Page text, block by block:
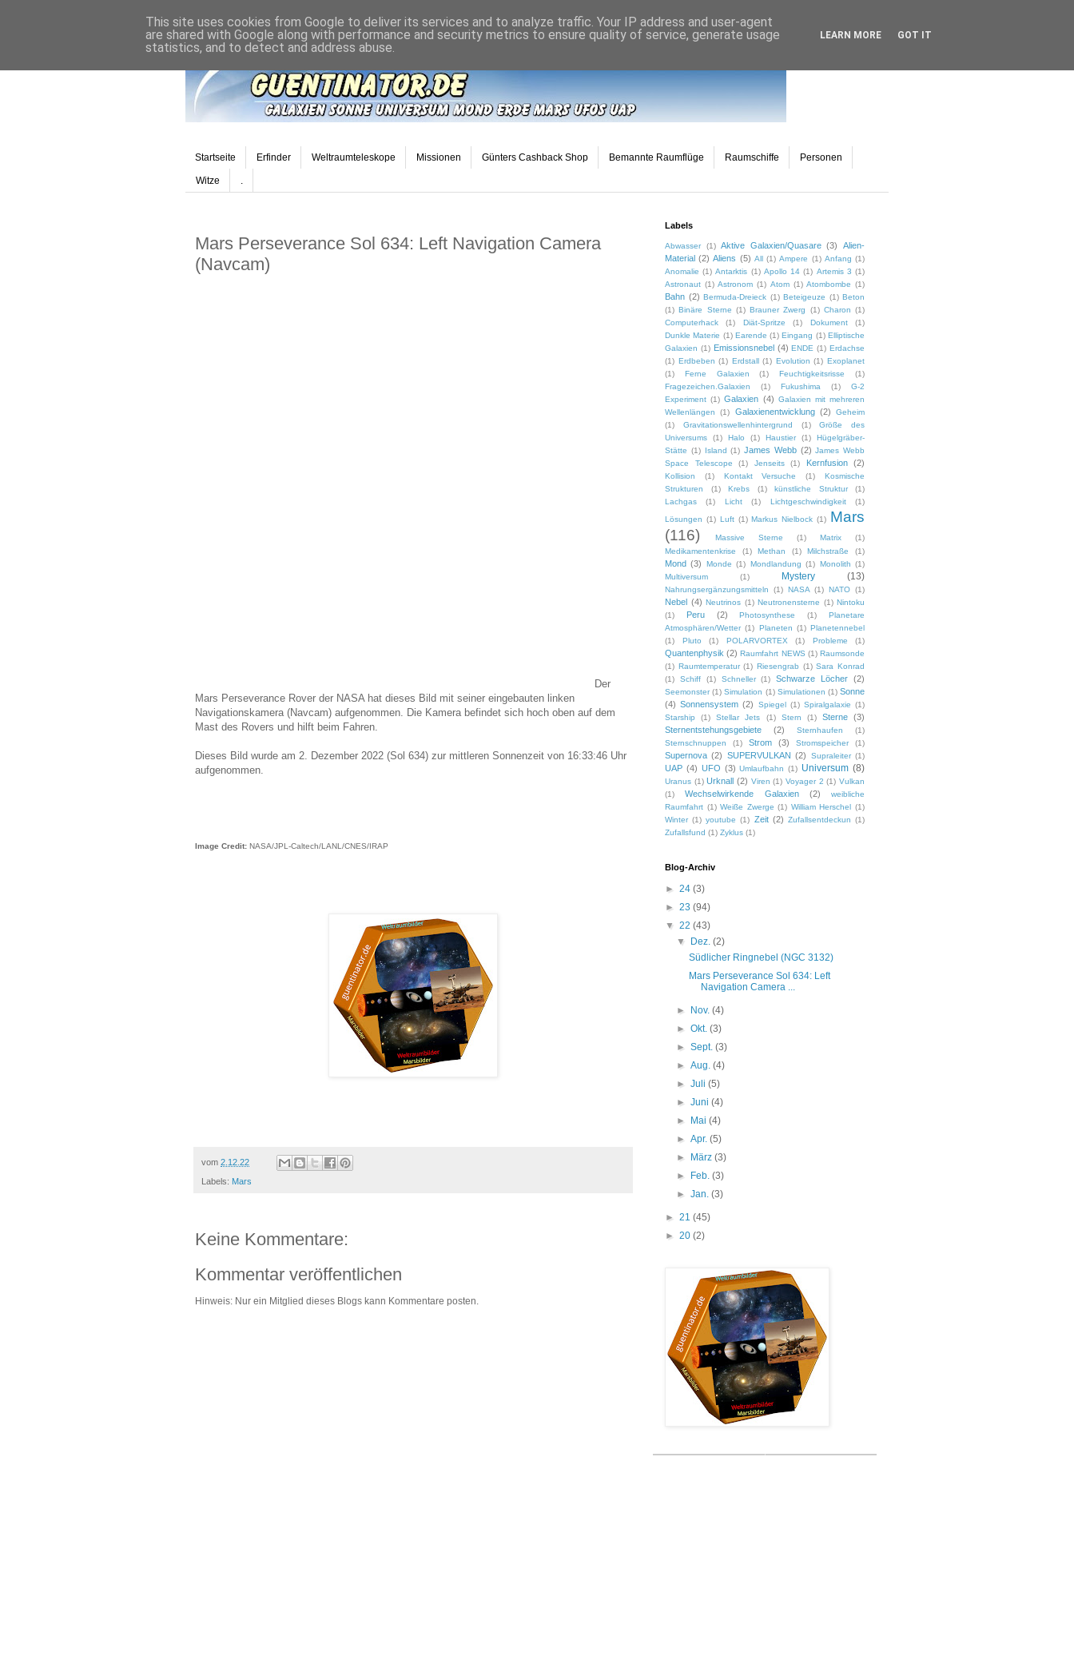
Startseite Erfinder Weltraumteleskope Missionen Günters Cashback Shop Bemannte Raumflüge Raumschiffe Personen
Witze
Mars Perseverance Sol 634: Left Navigation Camera
(Navcam)
Der
Mars Perseverance Rover der NASA hat dieses Bild mit seiner eingebauten linken
Navigationskamera (Navcam) aufgenommen. Die Kamera befindet sich hoch oben auf dem
Mast des Rovers und hilft beim Fahren.
Dieses Bild wurde am 2. Dezember 2022 (Sol 634) zur mittleren Sonnenzeit von 16:33:46 Uhr
aufgenommen.
Image Credit: NASA/JPL-Caltech/LANL/CNES/IRAP
vom 2.12.22
Labels: Mars
Keine Kommentare:
Kommentar veröffentlichen
Hinweis: Nur ein Mitglied dieses Blogs kann Kommentare posten.
Labels
Abwasser (1) Aktive Galaxien/Quasare (3)
Alien-
Material (2) Aliens (5) All (1) Ampere (1) Anfang (1)
Anomalie (1) Antarktis (1) Apollo 14 (1) Artemis 3 (1)
Astronaut (1) Astronom (1) Atom (1) Atombombe (1)
Bahn (2) Bermuda-Dreieck (1) Beteigeuze (1) Beton
(1) Binäre Sterne (1) Brauner Zwerg (1) Charon (1)
Computerhack
(1) Diät-Spritze (1) Dokument
(1)
Dunkle Materie (1) Earende (1) Eingang (1) Elliptische
Galaxien (1) Emissionsnebel (4) ENDE (1) Erdachse
(1) Erdbeben (1) Erdstall (1) Evolution (1) Exoplanet
(1)
Ferne Galaxien (1) Feuchtigkeitsrisse
(1)
Fragezeichen.Galaxien
(1) Fukushima (1)
G-2
Experiment (1) Galaxien (4) Galaxien mit mehreren
Wellenlängen
(1) Galaxienentwicklung (2)
Geheim
(1)
Gravitationswellenhintergrund (1)
Größe des
Universums
(1) Halo (1) Haustier (1)
Hügelgräber-
Stätte (1) Island (1) James Webb (2) James Webb
Space Telescope
(1) Jenseits (1) Kernfusion (2)
Kollision (1) Kontakt Versuche (1)
Kosmische
Strukturen
(1) Krebs (1) künstliche Struktur
(1)
Lachgas
(1) Licht (1) Lichtgeschwindigkeit
(1)
Lösungen (1) Luft (1) Markus Nielbock (1) Mars
(116)
Massive Sterne (1) Matrix
(1)
Medikamentenkrise
(1) Methan (1) Milchstraße (1)
Mond (3) Monde (1) Mondlandung (1) Monolith (1)
Multiversum
(1) Mystery (13)
Nahrungsergänzungsmitteln (1) NASA (1) NATO (1)
Nebel (4) Neutrinos (1) Neutronensterne (1) Nintoku
(1)
Peru (2) Photosynthese (1)
Planetare
Atmosphären/Wetter (1) Planeten (1) Planetennebel
(1)
Pluto (1) POLARVORTEX (1) Probleme (1)
Quantenphysik (2) Raumfahrt NEWS (1) Raumsonde
(1) Raumtemperatur (1) Riesengrab (1) Sara Konrad
(1)
Schiff (1) Schneller (1) Schwarze Löcher (2)
Seemonster (1) Simulation (1) Simulationen (1) Sonne
(4) Sonnensystem (2) Spiegel (1) Spiralgalaxie (1)
Starship
(1) Stellar Jets (1) Stern (1) Sterne (3)
Sternentstehungsgebiete
(2) Sternhaufen
(1)
Sternschnuppen
(1) Strom (3) Stromspeicher (1)
Supernova (2) SUPERVULKAN (2) Supraleiter (1)
UAP (4) UFO (3) Umlaufbahn (1) Universum (8)
Uranus (1) Urknall (2) Viren (1) Voyager 2 (1) Vulkan
(1)
Wechselwirkende Galaxien (2)
weibliche
Raumfahrt (1) Weiße Zwerge (1) William Herschel (1)
Winter (1) youtube (1) Zeit (2) Zufallsentdeckun (1)
Zufallsfund (1) Zyklus (1)
Blog-Archiv
► 24 (3)
► 23 (94)
▼ 22 (43)
▼ Dez.(2)
Südlicher Ringnebel (NGC 3132)
Mars Perseverance Sol 634: Left
Navigation Camera ...
► Nov.(4)
►Okt.(3)
►Sept.(3)
►Aug.(4)
►Juli(5)
►Juni(4)
► Mai(4)
►Apr.(5)
► März(3)
► Feb.(3)
►Jan.(3)
► 21 (45)
► 20 (2)
This site uses cookies from Google to deliver its services and to analyze traffic. Your IP address and user-agent
are shared with Google along with performance and security metrics to ensure quality of service, generate usage
statistics, and to detect and address abuse.
LEARN MORE GOT IT